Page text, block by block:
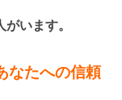
います。
なたへの信頼